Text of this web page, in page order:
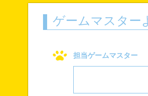
ゲームマスター
担当ゲームマスター